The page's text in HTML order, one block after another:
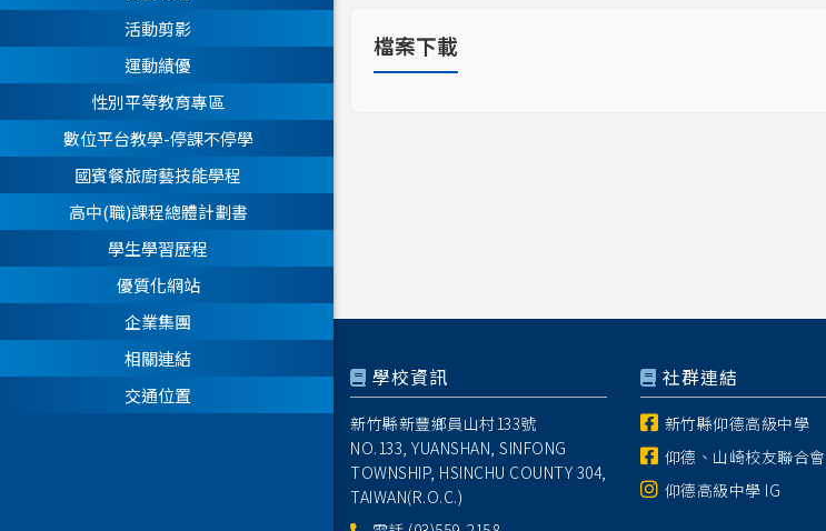
活動剪影
運動績優
性別平等教育專區
數位平台教學-停課不停學
國賓餐旅廚藝技能學程
高中(職)課程總體計劃書
學生學習歷程
優質化網站
企業集團
相關連結
交通位置
檔案下載
學校資訊
新竹縣新豐鄉員山村133號
NO.133, YUANSHAN, SINFONG
TOWNSHIP, HSINCHU COUNTY 304,
TAIWAN(R.O.C.)
社群連結
新竹縣仰德高級中學
仰德、山崎校友聯合會
仰德高級中學 IG